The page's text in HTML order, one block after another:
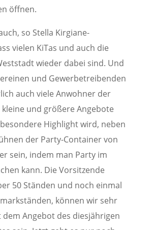
öffnen.
so Stella Kirgiane-
vielen KiTas und auch die
wieder dabei sind. Und
und Gewerbetreibenden
auch viele Anwohner der
und größere Angebote
Highlight wird, neben
der Party-Container von
sein, indem man Party im
kann. Die Vorsitzende
50 Ständen und noch einmal
können wir sehr
Angebot des diesjährigen